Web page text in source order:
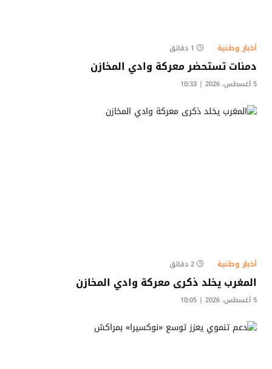
أخبار وطنية 1 دقائق
دمنات تستحضر معركة وادي المخازن
5 أغسطس، 2026 | 10:33
أخبار وطنية 2 دقائق
المغرب يخلد ذكرى معركة وادي المخازن
5 أغسطس، 2026 | 10:05